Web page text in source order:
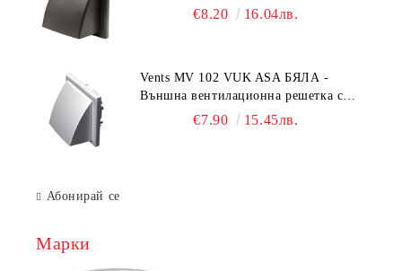
гравитачна клапа Ø 100, Ø 125,
€8.20 16.04лв.
Vents MV 102 VUK ASA БЯЛА -
Външна вентилационна решетка с
гравитачна клапа Ø 100, Ø 125,
€7.90 15.45лв.
Абонирай се
Марки